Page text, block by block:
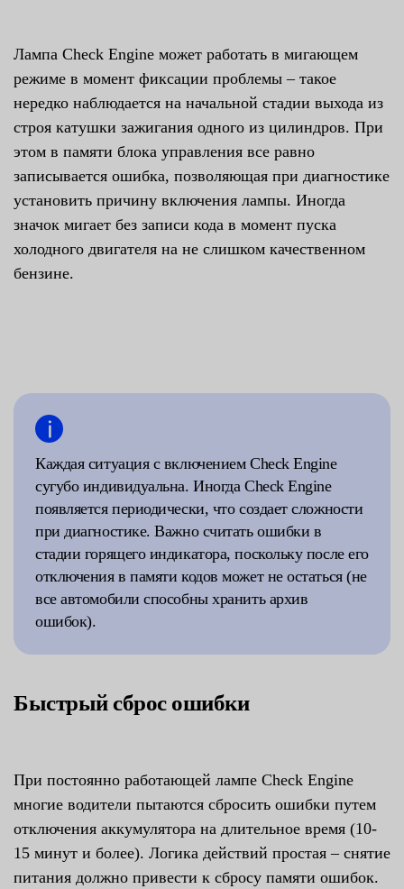
Лампа Check Engine может работать в мигающем
режиме в момент фиксации проблемы – такое
нередко наблюдается на начальной стадии выхода из
строя катушки зажигания одного из цилиндров. При
этом в памяти блока управления все равно
записывается ошибка, позволяющая при диагностике
установить причину включения лампы. Иногда
значок мигает без записи кода в момент пуска
холодного двигателя на не слишком качественном
бензине.
Каждая ситуация с включением Check Engine
сугубо индивидуальна. Иногда Check Engine
появляется периодически, что создает сложности
при диагностике. Важно считать ошибки в
стадии горящего индикатора, поскольку после его
отключения в памяти кодов может не остаться (не
все автомобили способны хранить архив
ошибок).
Быстрый сброс ошибки
При постоянно работающей лампе Check Engine
многие водители пытаются сбросить ошибки путем
отключения аккумулятора на длительное время (10-
15 минут и более). Логика действий простая – снятие
питания должно привести к сбросу памяти ошибок.